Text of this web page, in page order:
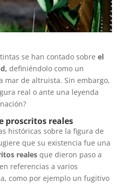
se han contado sobre el
definiéndolo como un
mar de altruista. Sin embargo,
real o ante una leyenda
proscritos reales
históricas sobre la figura de
que su existencia fue una
realesque dieron paso a
referencias a varios
como por ejemplo un fugitivo